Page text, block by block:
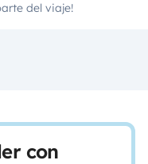
del viaje!
con